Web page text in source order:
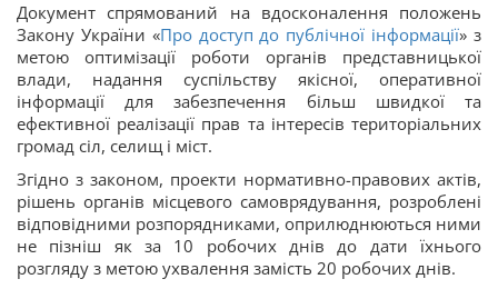
Документ спрямований на вдосконалення положень
Закону України «Про доступ до публічної інформації» з
метою оптимізації роботи органів представницької
влади, надання суспільству якісної, оперативної
інформації для забезпечення більш швидкої та
ефективної реалізації прав та інтересів територіальних
громад сіл, селищ і міст.
Згідно з законом, проекти нормативно-правових актів,
рішень органів місцевого самоврядування, розроблені
відповідними розпорядниками, оприлюднюються ними
не пізніш як за 10 робочих днів до дати їхнього
розгляду з метою ухвалення замість 20 робочих днів.